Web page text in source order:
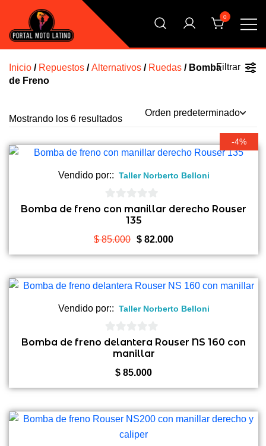
contenido
Argentina
El Primer Shopping Multi Comercios de la Moto Online
0
Filtrar
Inicio / Repuestos /Alternativos / Ruedas / Bomba
de Freno
Mostrando los 6 resultados
-4%
Vendido por:: Taller Norberto Belloni
0
5
Bomba de freno con manillar derecho Rouser
135
$85.000 El
precio
era:
$ 82.000El
precio
es:
Vendido por:: Taller Norberto Belloni
0
de
Bomba de freno delantera Rouser NS 160 con
manillar
$ 85.000